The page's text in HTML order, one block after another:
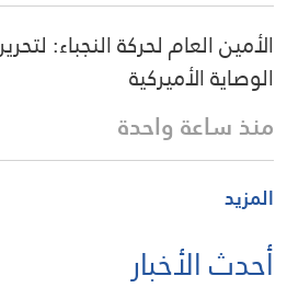
الأمين العام لحركة النجباء:
الوصاية الأميركية
منذ ساعة واحدة
المزيد
أحدث الأخبار